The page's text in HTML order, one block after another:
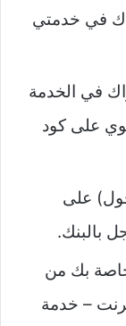
في خدمتي
في الخدمة
على كود
على
بالبنك.
بك من
– خدمة